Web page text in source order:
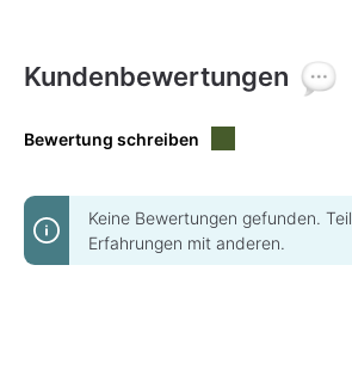
Kundenbewertungen
Bewertung schreiben
Keine Bewertungen gefunden.
Erfahrungen mit anderen.